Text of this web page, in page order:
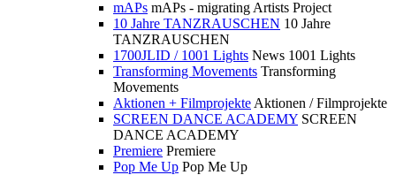
mAPs mAPs - migrating Artists Project
10 Jahre TANZRAUSCHEN 10 Jahre
TANZRAUSCHEN
1700JLID / 1001 Lights News 1001 Lights
Transforming Movements Transforming
Movements
Aktionen + Filmprojekte Aktionen / Filmprojekte
SCREEN DANCE ACADEMY SCREEN
DANCE ACADEMY
Premiere Premiere
Pop Me Up Pop Me Up